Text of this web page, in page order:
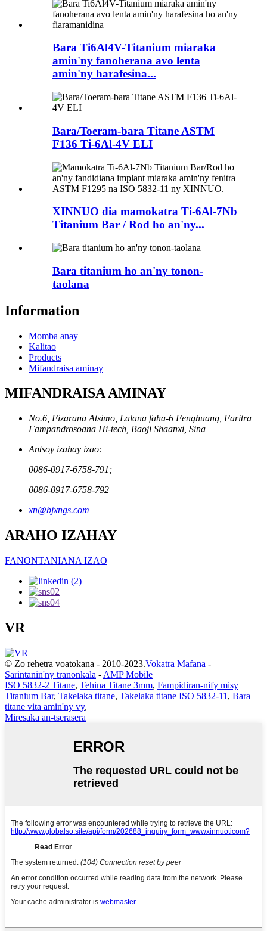
Bara Ti6Al4V-Titanium miaraka
amin'ny fanoherana avo lenta
amin'ny harafesina...
Bara/Toeram-bara Titane ASTM
F136 Ti-6Al-4V ELI
XINNUO dia mamokatra Ti-6Al-7Nb
Titanium Bar / Rod ho an'ny...
Bara titanium ho an'ny tonon-
taolana
Information
Momba anay
Kalitao
Products
Mifandraisa aminay
MIFANDRAISA AMINAY
No.6, Fizarana Atsimo, Lalana faha-6 Fenghuang, Faritra
Fampandrosoana Hi-tech, Baoji Shaanxi, Sina
Antsoy izahay izao:
0086-0917-6758-791;
0086-0917-6758-792
xn@bjxngs.com
ARAHO IZAHAY
FANONTANIANA IZAO
VR
© Zo rehetra voatokana - 2010-2023.Vokatra Mafana -
Sarintanin'ny tranonkala - AMP Mobile
ISO 5832-2 Titane, Tehina Titane 3mm, Fampidiran-nify misy
Titanium Bar, Takelaka titane, Takelaka titane ISO 5832-11 , Bara
titane vita amin'ny vy,
Miresaka an-tserasera